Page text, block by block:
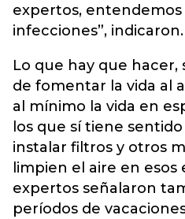
expertos,
infecciones”, indicaron.
Lo que hay que hacer,
de fomentar la vida al
al mínimo la vida en
los que sí tiene
instalar filtros y otros
limpien el aire en esos
expertos señalaron
períodos de